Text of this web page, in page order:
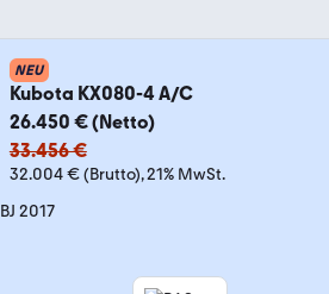
NEU
Kubota KX080-4 A/C
26.450 € (Netto)
33.456 €
32.004 € (Brutto) 21% MwSt.
BJ 2017